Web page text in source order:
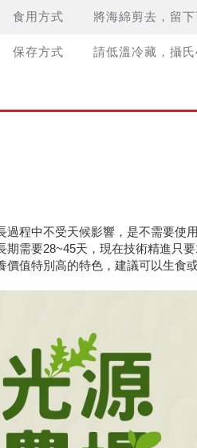
食用方式 將海綿剪去，留
保存方式 請低溫冷藏，攝氏
過程中不受天候影響，是不需要使
期需要28~45天，現在技術精進只
價值特別高的特色，建議可以生食